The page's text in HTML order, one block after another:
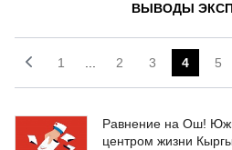
ВЫВОДЫ
1 2 3 4 5
Равнение на Ош!
центром жизни